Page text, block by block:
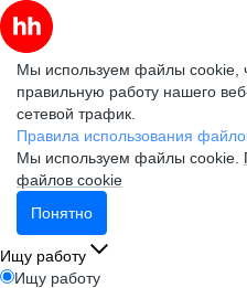
Мы используем файлы cookie,
правильную работу нашего
сетевой трафик.
Правила использования
Мы используем файлы cookie.
файлов cookie
Понятно
Ищу работу
Ищу работу